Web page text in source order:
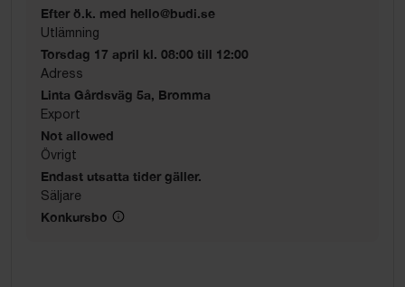
Efter ö.k. med hello@budi.se
Utlämning
Torsdag 17 april kl. 08:00 till 12:00
Adress
Linta Gårdsväg 5a, Bromma
Export
Not allowed
Övrigt
Endast utsatta tider gäller.
Säljare
Konkursbo